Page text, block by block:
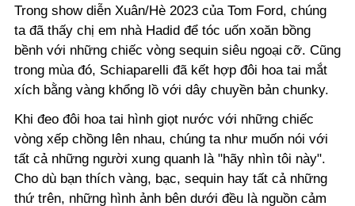
Trong show diễn Xuân/Hè 2023 của Tom Ford, chúng
ta đã thấy chị em nhà Hadid để tóc uốn xoăn bồng
bềnh với những chiếc vòng sequin siêu ngoại cỡ. Cũng
trong mùa đó, Schiaparelli đã kết hợp đôi hoa tai mắt
xích bằng vàng khổng lồ với dây chuyền bản chunky.
Khi đeo đôi hoa tai hình giọt nước với những chiếc
vòng xếp chồng lên nhau, chúng ta như muốn nói với
tất cả những người xung quanh là "hãy nhìn tôi này".
Cho dù bạn thích vàng, bạc, sequin hay tất cả những
thứ trên, những hình ảnh bên dưới đều là nguồn cảm